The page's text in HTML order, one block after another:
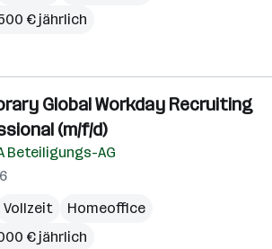
€ jährlich
Global Workday Recruiting
(m/f/d)
Beteiligungs-AG
Vollzeit
Homeoffice
€ jährlich